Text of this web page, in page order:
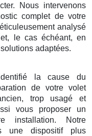
Nous intervenons
complet de votre
analysé
le cas échéant, en
adaptées.
la cause du
de votre volet
trop usagé et
vous proposer un
installation. Notre
une dispositif plus